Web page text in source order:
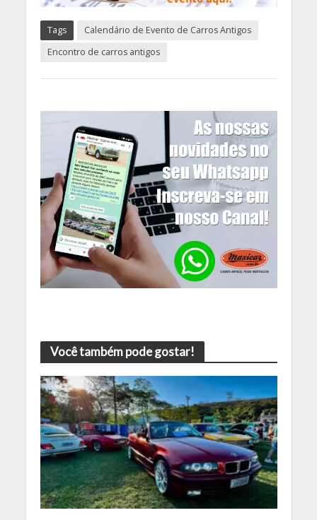
Tags
Calendário de Evento de Carros Antigos
Encontro de carros antigos
Você também pode gostar!